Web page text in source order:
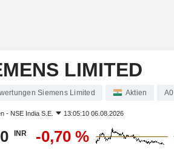
LIMITED
Siemens Limited Aktien
- NSE India S.E. 13:05:10 06.08.2026
INR -0,70 %